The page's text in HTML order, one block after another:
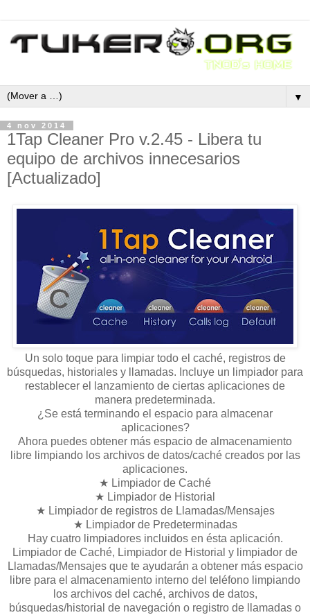
▼
4 nov 2014
1Tap Cleaner Pro v.2.45 - Libera tu
equipo de archivos innecesarios
[Actualizado]
Un solo toque para limpiar todo el caché, registros de
búsquedas, historiales y llamadas. Incluye un limpiador para
restablecer el lanzamiento de ciertas aplicaciones de
manera predeterminada.
¿Se está terminando el espacio para almacenar
aplicaciones?
Ahora puedes obtener más espacio de almacenamiento
libre limpiando los archivos de datos/caché creados por las
aplicaciones.
★ Limpiador de Caché
★ Limpiador de Historial
★ Limpiador de registros de Llamadas/Mensajes
★ Limpiador de Predeterminadas
Hay cuatro limpiadores incluidos en ésta aplicación.
Limpiador de Caché, Limpiador de Historial y limpiador de
Llamadas/Mensajes que te ayudarán a obtener más espacio
libre para el almacenamiento interno del teléfono limpiando
los archivos del caché, archivos de datos,
búsquedas/historial de navegación o registro de llamadas o